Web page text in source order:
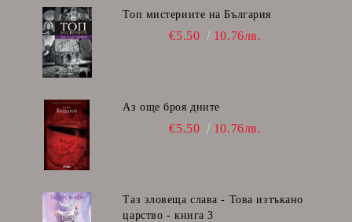
Топ мистериите на България
€5.50 10.76лв.
Аз още броя дните
€5.50 10.76лв.
Таз зловеща слава - Това изтъкано
царство - книга 3